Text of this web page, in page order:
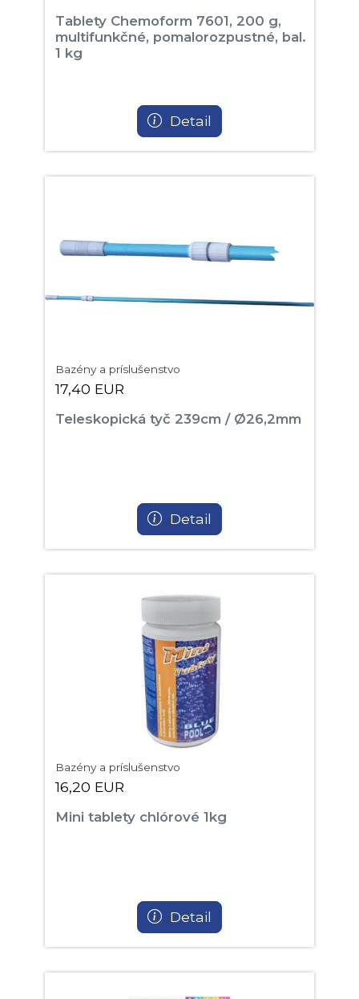
Tablety Chemoform 7601, 200 g,
multifunkčné, pomalorozpustné, bal.
1 kg
Detail
Bazény a príslušenstvo
17,40 EUR
Teleskopická tyč 239cm / Ø26,2mm
Detail
Bazény a príslušenstvo
16,20 EUR
Mini tablety chlórové 1kg
Detail